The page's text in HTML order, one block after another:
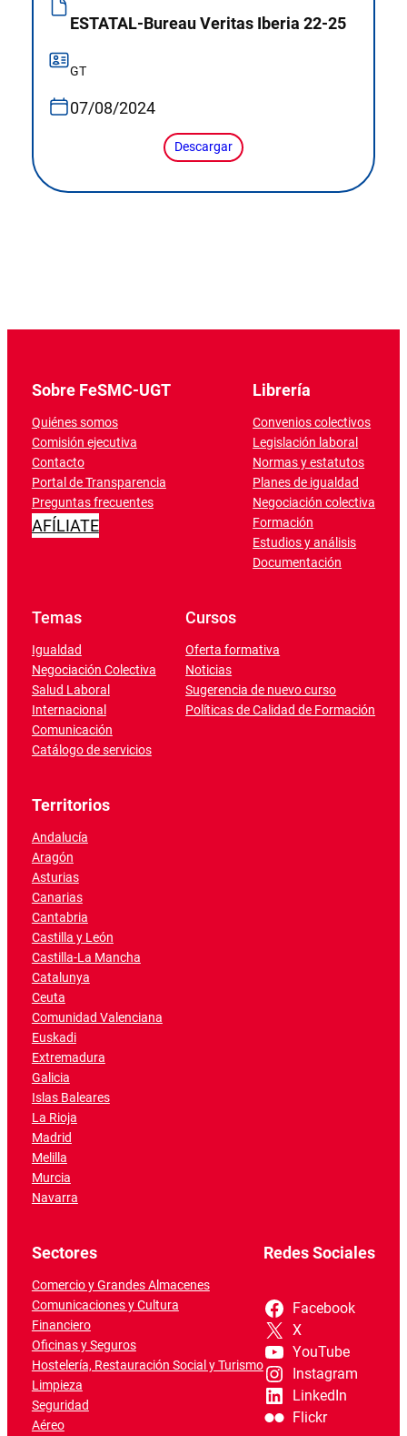
ESTATAL-Bureau Veritas Iberia 22-25
GT
07/08/2024
Descargar
Sobre FeSMC-UGT
Quiénes somos
Comisión ejecutiva
Contacto
Portal de Transparencia
Preguntas frecuentes
AFÍLIATE
Librería
Convenios colectivos
Legislación laboral
Normas y estatutos
Planes de igualdad
Negociación colectiva
Formación
Estudios y análisis
Documentación
Temas
Igualdad
Negociación Colectiva
Salud Laboral
Internacional
Comunicación
Catálogo de servicios
Cursos
Oferta formativa
Noticias
Sugerencia de nuevo curso
Políticas de Calidad de Formación
Territorios
Andalucía
Aragón
Asturias
Canarias
Cantabria
Castilla y León
Castilla-La Mancha
Catalunya
Ceuta
Comunidad Valenciana
Euskadi
Extremadura
Galicia
Islas Baleares
La Rioja
Madrid
Melilla
Murcia
Navarra
Sectores
Comercio y Grandes Almacenes
Comunicaciones y Cultura
Financiero
Oficinas y Seguros
Hostelería, Restauración Social y Turismo
Limpieza
Seguridad
Aéreo
Redes Sociales
Facebook
X
YouTube
Instagram
LinkedIn
Flickr